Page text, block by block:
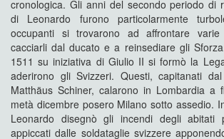
cronologica. Gli anni del secondo periodo di
di Leonardo furono particolarmente
occupanti si trovarono ad affrontare
cacciarli dal ducato e a reinsediare gli
1511 su iniziativa di Giulio II si formò la
aderirono gli Svizzeri. Questi, capitanati
Matthäus Schiner, calarono in Lombardia a
metà dicembre posero Milano sotto assedio.
Leonardo disegnò gli incendi degli abitati
appiccati dalle soldataglie svizzere